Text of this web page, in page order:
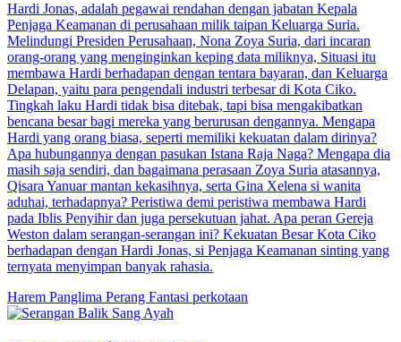
Hardi Jonas, adalah pegawai rendahan dengan jabatan Kepala
Penjaga Keamanan di perusahaan milik taipan Keluarga Suria.
Melindungi Presiden Perusahaan, Nona Zoya Suria, dari incaran
orang-orang yang menginginkan keping data miliknya, Situasi itu
membawa Hardi berhadapan dengan tentara bayaran, dan Keluarga
Delapan, yaitu para pengendali industri terbesar di Kota Ciko.
Tingkah laku Hardi tidak bisa ditebak, tapi bisa mengakibatkan
bencana besar bagi mereka yang berurusan dengannya. Mengapa
Hardi yang orang biasa, seperti memiliki kekuatan dalam dirinya?
Apa hubungannya dengan pasukan Istana Raja Naga? Mengapa dia
masih saja sendiri, dan bagaimana perasaan Zoya Suria atasannya,
Qisara Yanuar mantan kekasihnya, serta Gina Xelena si wanita
aduhai, terhadapnya? Peristiwa demi peristiwa membawa Hardi
pada Iblis Penyihir dan juga persekutuan jahat. Apa peran Gereja
Weston dalam serangan-serangan ini? Kekuatan Besar Kota Ciko
berhadapan dengan Hardi Jonas, si Penjaga Keamanan sinting yang
ternyata menyimpan banyak rahasia.
Harem Panglima Perang Fantasi perkotaan